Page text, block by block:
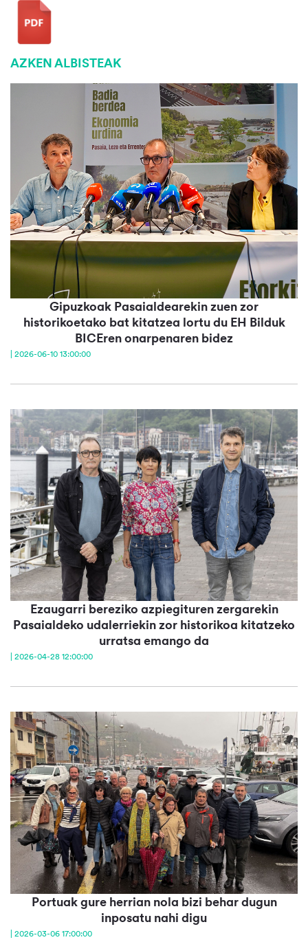
AZKEN ALBISTEAK
Gipuzkoak Pasaialdearekin zuen zor
historikoetako bat kitatzea lortu du EH Bilduk
BICEren onarpenaren bidez
| 2026-06-10 13:00:00
Ezaugarri bereziko azpiegituren zergarekin
Pasaialdeko udalerriekin zor historikoa kitatzeko
urratsa emango da
| 2026-04-28 12:00:00
Portuak gure herrian nola bizi behar dugun
inposatu nahi digu
| 2026-03-06 17:00:00